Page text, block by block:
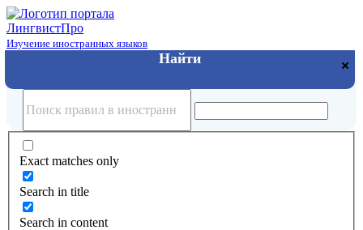
ЛингвистПро
Изучение иностранных языков
Exact matches only
Search in title
Search in content